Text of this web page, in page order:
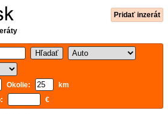
Pridať inzerát
Okolie:
km
€